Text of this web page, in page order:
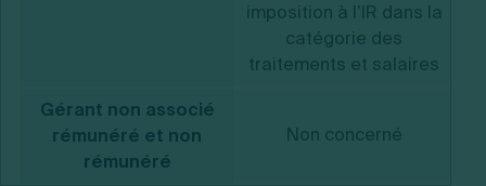
imposition à l’IR dans la
catégorie des
traitements et salaires
Gérant non associé
rémunéré et non
rémunéré
Non concerné